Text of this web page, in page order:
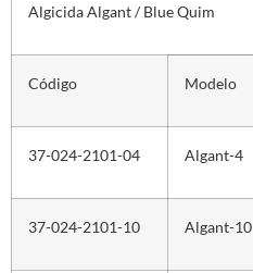
Algicida Algant / Blue Quim
Código Modelo
37-024-2101-04 Algant-4
37-024-2101-10 Algant-10